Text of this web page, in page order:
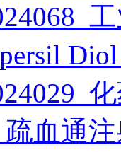
疏血通